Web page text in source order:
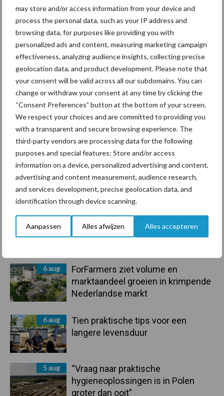
may store and/or access information from your device and
process the personal data, such as your IP address and
browsing data, for purposes like providing you with
personalized ads and content, measuring marketing campaign
effectiveness, analyzing audience insights, collecting precise
geolocation data, and product development. Please note that
your consent will be valid across all our subdomains. You can
change or withdraw your consent at any time by clicking the
“Consent Preferences” button at the bottom of your screen.
We respect your choices and are committed to providing you
with a transparent and secure browsing experience. The
third-party vendors are processing data for the following
purposes and special features: Store and/or access
information on a device, personalized advertising and content,
advertising and content measurement, audience research,
and services development, precise geolocation data, and
identification through device scanning.
Aanpassen Alles afwijzen Alles accepteren
Primaire
Sidebar
Recent nieuws Partner nieuws
7 aug
Grondstoffenmarkt blijft grillig:
droogte en geopolitiek houden
handel in de greep
7 aug
De speenhuid: een vaak
onderschatte risicofactor voor
6 aug
ForFarmers ziet volume en
marktaandeel groeien in krimpende
Nederlandse markt
6 aug
Tien praktische tips voor een
langere levensduur
5 aug
“Vraag naar praktische
hygieneoplossingen is in Polen
groter dan ooit”
Bedrijfsnieuws
Ligbox &
Voerhekken
Toon meer